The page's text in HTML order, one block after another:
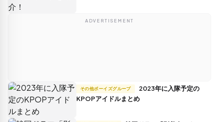
ADVERTISEMENT
その他ボーイズグループ
KPOPアイドルまとめ